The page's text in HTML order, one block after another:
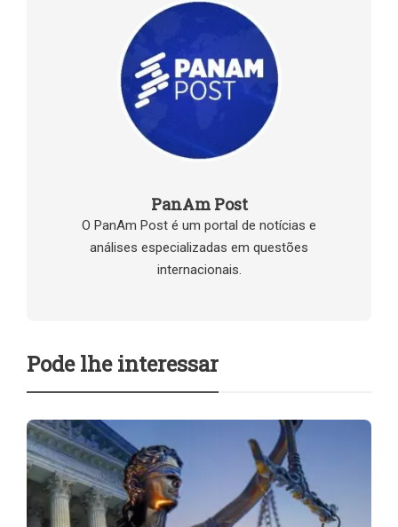
PanAm Post
O PanAm Post é um portal de notícias e
análises especializadas em questões
internacionais.
Pode lhe interessar